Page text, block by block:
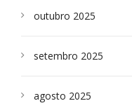
outubro 2025
setembro 2025
agosto 2025